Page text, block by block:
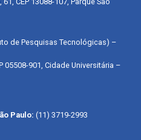
de Pesquisas Tecnológicas) –
05508-901, Cidade Universitária –
Paulo: (11) 3719-2993